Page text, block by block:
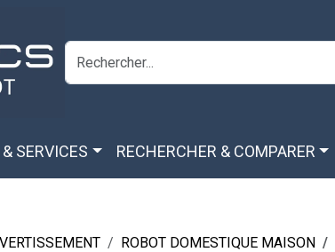
SERVICES RECHERCHER & COMPARER
ROBOT DOMESTIQUE MAISON